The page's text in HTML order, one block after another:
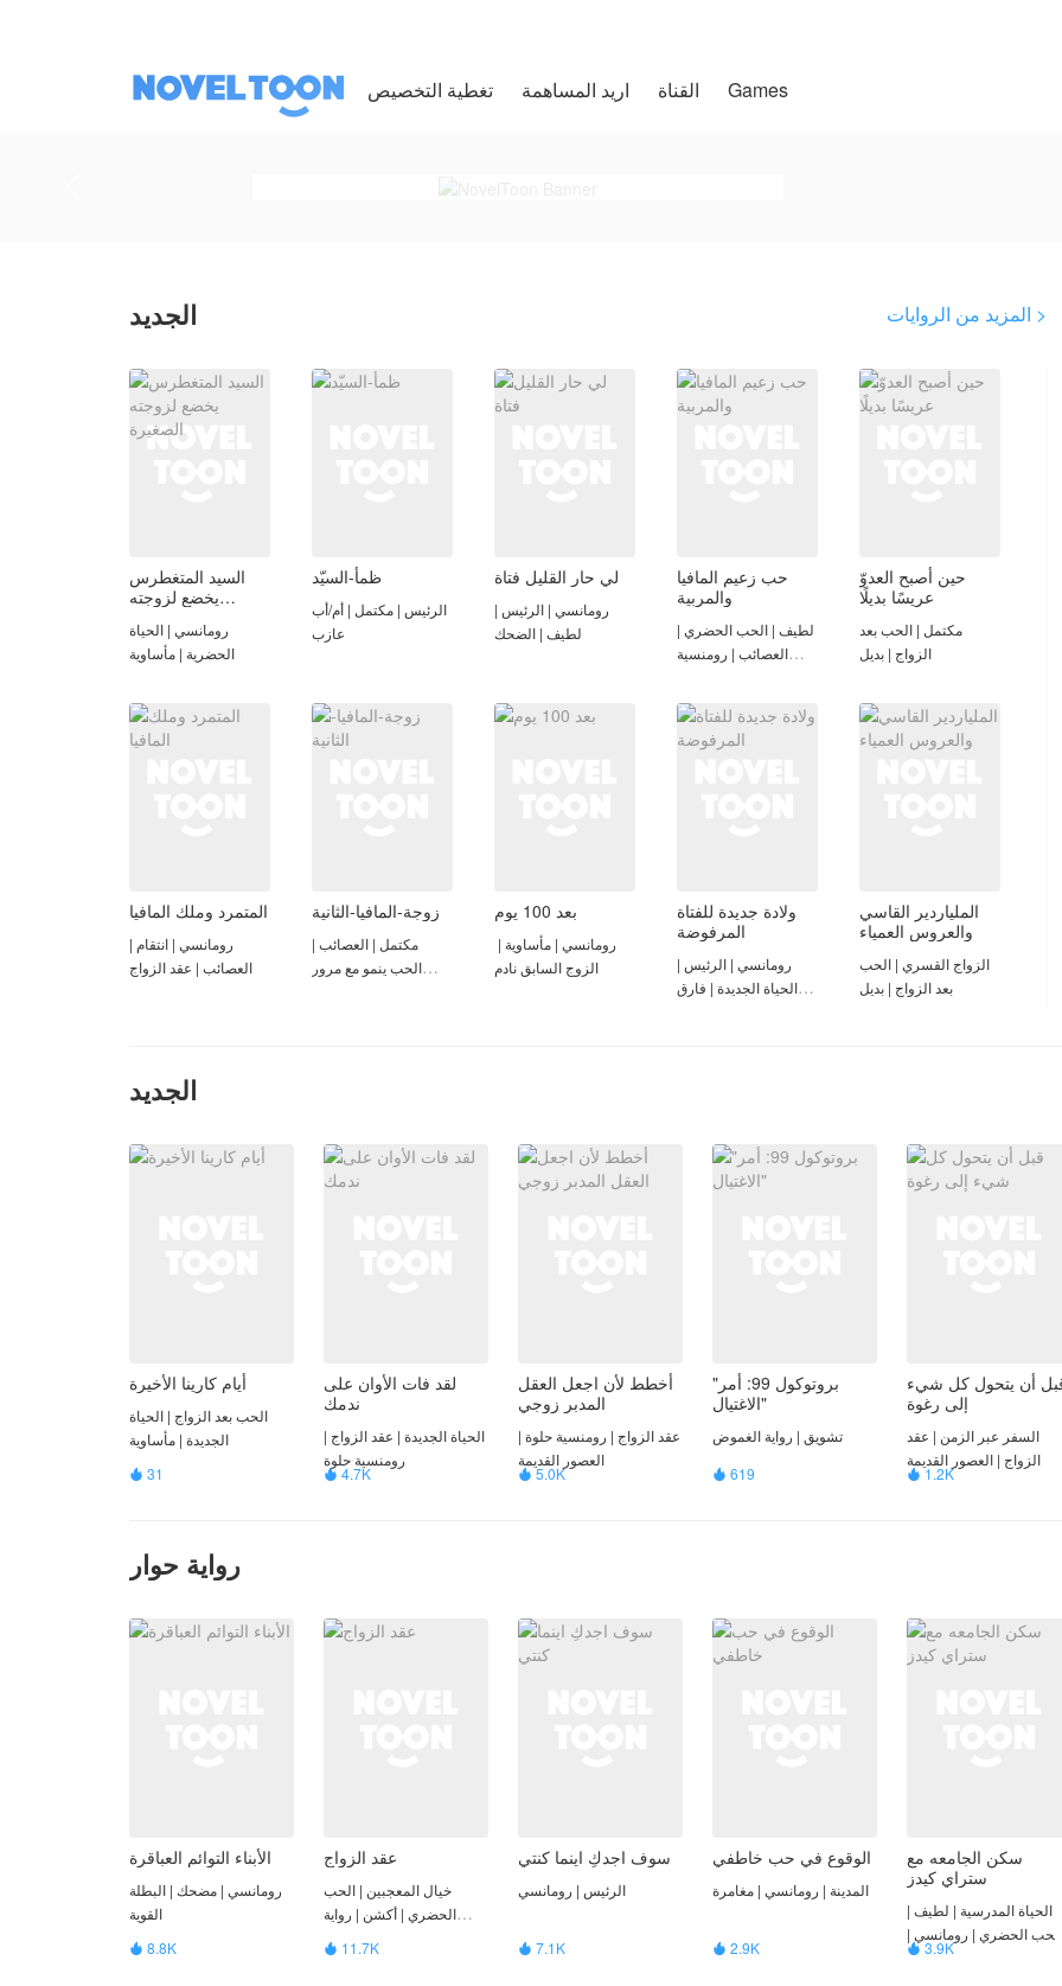
القناة اريد المساهمة Games
الجديد المزيد من الروايات >
السيد المتغطرس
يخضع لزوجته
رومانسي | الحياة
الحضرية | مأساوية
ظمأ-السيّد
الرئيس | مكتمل | أم/أب
عازب
لي حار القليل فتاة
رومانسي | الرئيس |
لطيف | الضحك
حب زعيم المافيا
والمربية
لطيف | الحب الحضري |
العصائب | رومنسية
حين أصبح العدوّ
عريسًا بديلًا
مكتمل | الحب بعد
الزواج | بديل
المتمرد وملك المافيا
رومانسي | انتقام |
العصائب | عقد الزواج
زوجة-المافيا-الثانية
مكتمل | العصائب |
الحب ينمو مع مرور
بعد 100 يوم
رومانسي | مأساوية | ​
الزوج السابق نادم​​
ولادة جديدة للفتاة
المرفوضة
رومانسي | الرئيس |
الحياة الجديدة | فارق
الملياردير القاسي
والعروس العمياء
الزواج القسري | الحب
بعد الزواج | بديل
الجديد
أيام كارينا الأخيرة
الحب بعد الزواج | الحياة
الجديدة | مأساوية
 31
لقد فات الأوان على
ندمك
الحياة الجديدة | عقد الزواج |
رومنسية حلوة
 4.7K
أخطط لأن اجعل العقل
المدبر زوجي
عقد الزواج | رومنسية حلوة |
العصور القديمة
 5.0K
"بروتوكول 99: أمر
الاغتيال"
تشويق | رواية الغموض
 619
أن يتحول كل شيء
إلى رغوة
السفر عبر الزمن | عقد
الزواج | العصور القديمة
 1.2K
رواية حوار
الأبناء التوائم العباقرة
رومانسي | مضحك | البطلة
القوية
 8.8K
عقد الزواج
خيال المعجبين | الحب
الحضري | أكشن | رواية
الغموض | رومانسي |
العصور القديمة
 11.7K
سوف اجدكِ اينما كنتي
الرئيس | رومانسي
 7.1K
الوقوع في حب خاطفي
المدينة | رومانسي | مغامرة
 2.9K
سكن الجامعه مع
ستراي كيدز
الحياة المدرسية | لطيف |
الحب الحضري | رومانسي |
الضحك | تسلية
 3.9K